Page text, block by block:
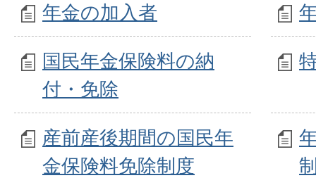
年金の加入者
国民年金保険料の納
付・免除
産前産後期間の国民年
金保険料免除制度